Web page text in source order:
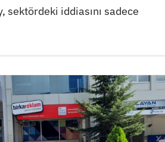
sektördeki iddiasını sadece